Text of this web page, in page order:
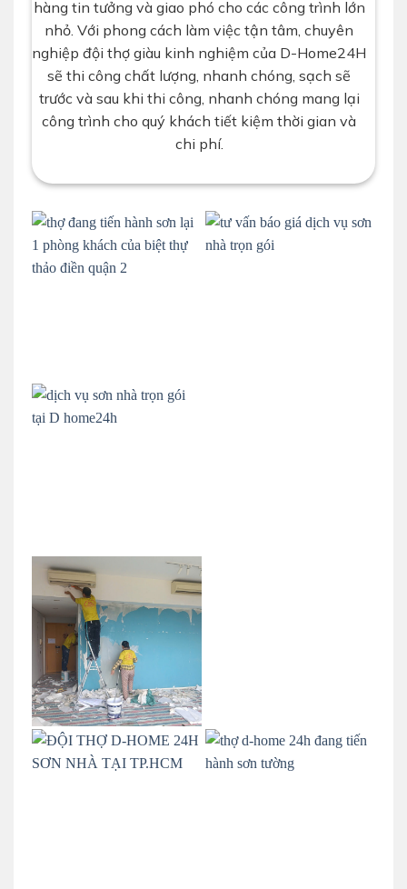
hàng tin tưởng và giao phó cho các công trình lớn
nhỏ. Với phong cách làm việc tận tâm, chuyên
nghiệp đội thợ giàu kinh nghiệm của D-Home24H
sẽ thi công chất lượng, nhanh chóng, sạch sẽ
trước và sau khi thi công, nhanh chóng mang lại
công trình cho quý khách tiết kiệm thời gian và
chi phí.